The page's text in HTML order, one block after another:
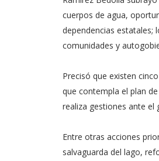
cuerpos de agua,
dependencias estatales;
comunidades y
Precisó que existen
que contempla el plan
realiza gestiones ante el
Entre otras acciones
salvaguarda del lago,